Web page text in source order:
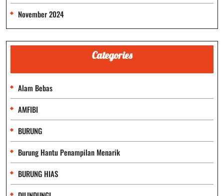
November 2024
Categories
Alam Bebas
AMFIBI
BURUNG
Burung Hantu Penampilan Menarik
BURUNG HIAS